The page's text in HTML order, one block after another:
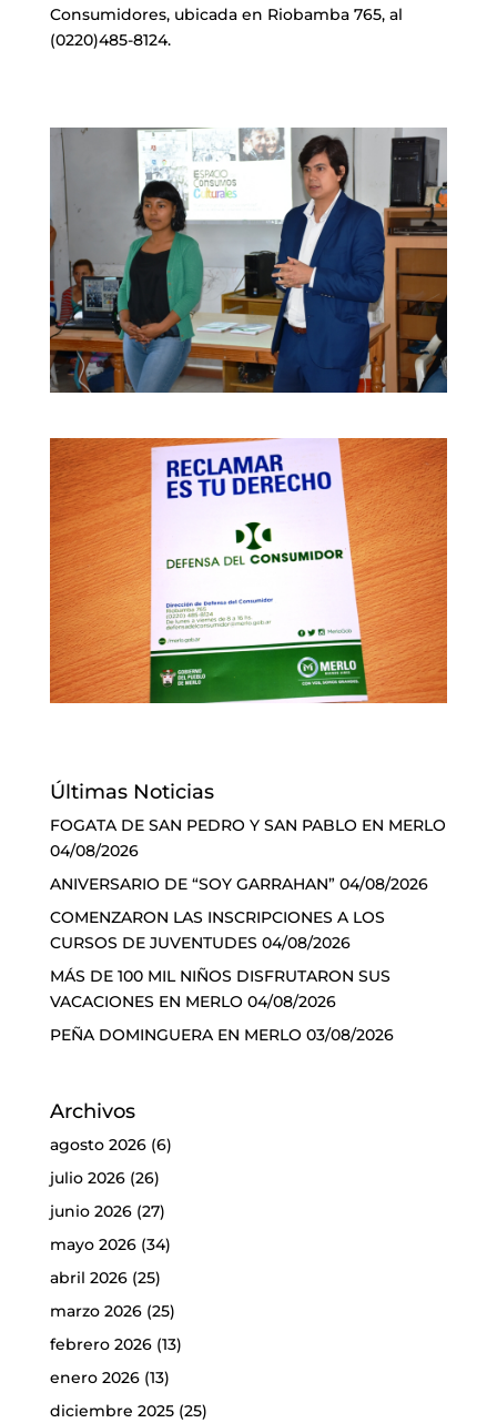
Consumidores, ubicada en Riobamba 765, al
(0220)485-8124.
Últimas Noticias
FOGATA DE SAN PEDRO Y SAN PABLO EN MERLO
04/08/2026
ANIVERSARIO DE “SOY GARRAHAN” 04/08/2026
COMENZARON LAS INSCRIPCIONES A LOS
CURSOS DE JUVENTUDES 04/08/2026
MÁS DE 100 MIL NIÑOS DISFRUTARON SUS
VACACIONES EN MERLO 04/08/2026
PEÑA DOMINGUERA EN MERLO 03/08/2026
Archivos
agosto 2026(6)
julio 2026(26)
junio 2026(27)
mayo 2026(34)
abril 2026(25)
marzo 2026(25)
febrero 2026(13)
enero 2026(13)
diciembre 2025(25)